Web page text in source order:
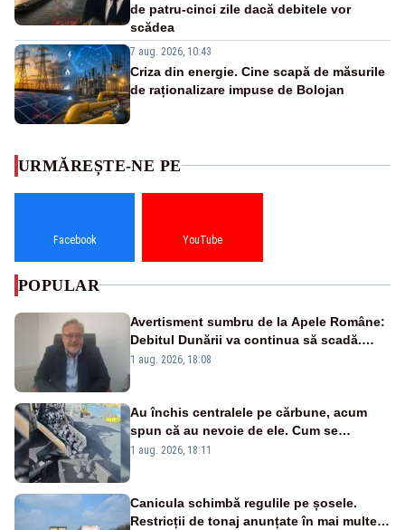
de patru-cinci zile dacă debitele vor
scădea
7 aug. 2026, 10:43
Criza din energie. Cine scapă de măsurile
de raționalizare impuse de Bolojan
URMĂREȘTE-NE PE
Facebook YouTube
POPULAR
Avertisment sumbru de la Apele Române:
Debitul Dunării va continua să scadă.
Cernavodă s-ar putea închide în 4 zile
1 aug. 2026, 18:08
Au închis centralele pe cărbune, acum
spun că au nevoie de ele. Cum se
pasează vina în plină criză energetică
1 aug. 2026, 18:11
Canicula schimbă regulile pe șosele.
Restricții de tonaj anunțate în mai multe